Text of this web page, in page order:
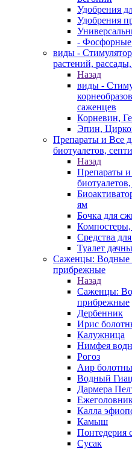
Удобрения
Удобрения
- Фосфорные
виды -
растений,
Назад
виды -
саженцев
Корневин,
Эпин,
Препараты и Все
биотуалетов,
Назад
Препараты и
ям
Бочка для
Компостеры,
Средства
Туалет
Саженцы: Водные
прибрежные
Назад
Саженцы:
прибрежные
Дербенник
Ирис
Калужница
Нимфея
Рогоз
Аир
Водный
Дармера
Калла
Камыш
Понтедерия
Сусак